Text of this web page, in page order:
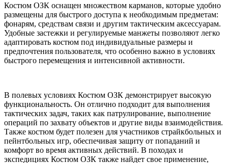
Костюм ОЗК оснащен множеством карманов, которые удобно
размещены для быстрого доступа к необходимым предметам:
фонарям, средствам связи и другим тактическим аксессуарам.
Удобные застежки и регулируемые манжеты позволяют легко
адаптировать костюм под индивидуальные размеры и
предпочтения пользователя, что особенно важно в условиях
быстрого перемещения и интенсивной активности.
В полевых условиях Костюм ОЗК демонстрирует высокую
функциональность. Он отлично подходит для выполнения
тактических задач, таких как патрулирование, выполнение
операций по захвату объектов и другие виды взаимодействия.
Также костюм будет полезен для участников страйкбольных и
пейнтбольных игр, обеспечивая защиту от попаданий и
комфорт во время активных действий. В походах и
экспедициях Костюм ОЗК также найдет свое применение,